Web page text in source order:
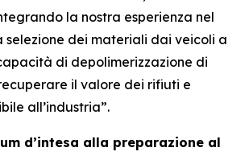
la nostra esperienza nel
selezione dei materiali dai veicoli a
di depolimerizzazione di
il valore dei rifiuti e
all’industria”.
d’intesa alla preparazione al